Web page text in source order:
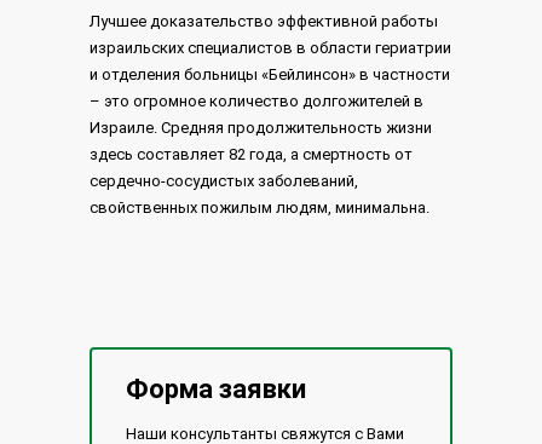
Лучшее доказательство эффективной работы
израильских специалистов в области гериатрии
и отделения больницы «Бейлинсон» в частности
– это огромное количество долгожителей в
Израиле. Средняя продолжительность жизни
здесь составляет 82 года, а смертность от
сердечно-сосудистых заболеваний,
свойственных пожилым людям, минимальна.
Форма заявки
Наши консультанты свяжутся с Вами